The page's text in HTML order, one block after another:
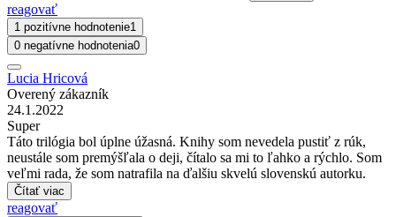
reagovať
1 pozitívne hodnotenie1
0 negatívne hodnotenia0
Lucia Hricová
Overený zákazník
24.1.2022
Super
Táto trilógia bol úplne úžasná. Knihy som nevedela pustiť z rúk,
neustále som premýšľala o deji, čítalo sa mi to ľahko a rýchlo. Som
veľmi rada, že som natrafila na ďalšiu skvelú slovenskú autorku.
Čítať viac
reagovať